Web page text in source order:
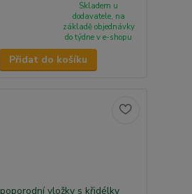
Skladem u
dodavatele, na
základě objednávky
do týdne v e-shopu
Přidat do košíku